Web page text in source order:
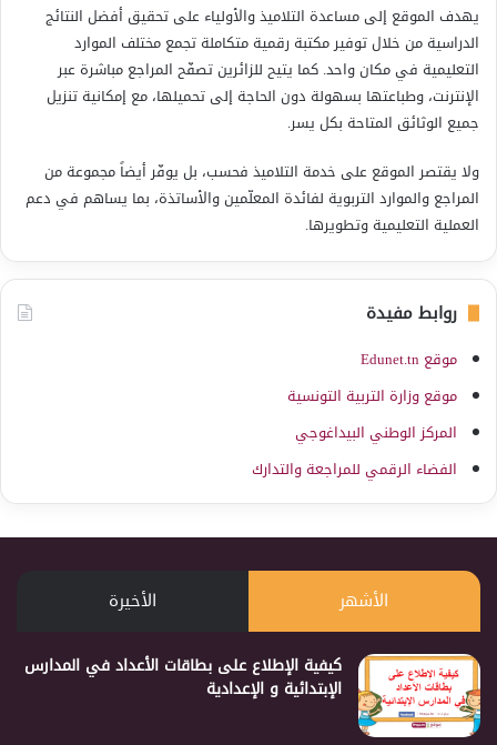
يهدف الموقع إلى مساعدة التلاميذ والأولياء على تحقيق أفضل النتائج
الدراسية من خلال توفير مكتبة رقمية متكاملة تجمع مختلف الموارد
التعليمية في مكان واحد. كما يتيح للزائرين تصفّح المراجع مباشرة عبر
الإنترنت، وطباعتها بسهولة دون الحاجة إلى تحميلها، مع إمكانية تنزيل
جميع الوثائق المتاحة بكل يسر.
ولا يقتصر الموقع على خدمة التلاميذ فحسب، بل يوفّر أيضاً مجموعة من
المراجع والموارد التربوية لفائدة المعلّمين والأساتذة، بما يساهم في دعم
العملية التعليمية وتطويرها.
روابط مفيدة
موقع Edunet.tn
موقع وزارة التربية التونسية
المركز الوطني البيداغوجي
الفضاء الرقمي للمراجعة والتدارك
الأشهر الأخيرة
كيفية الإطلاع على بطاقات الأعداد في المدارس
الإبتدائية و الإعدادية